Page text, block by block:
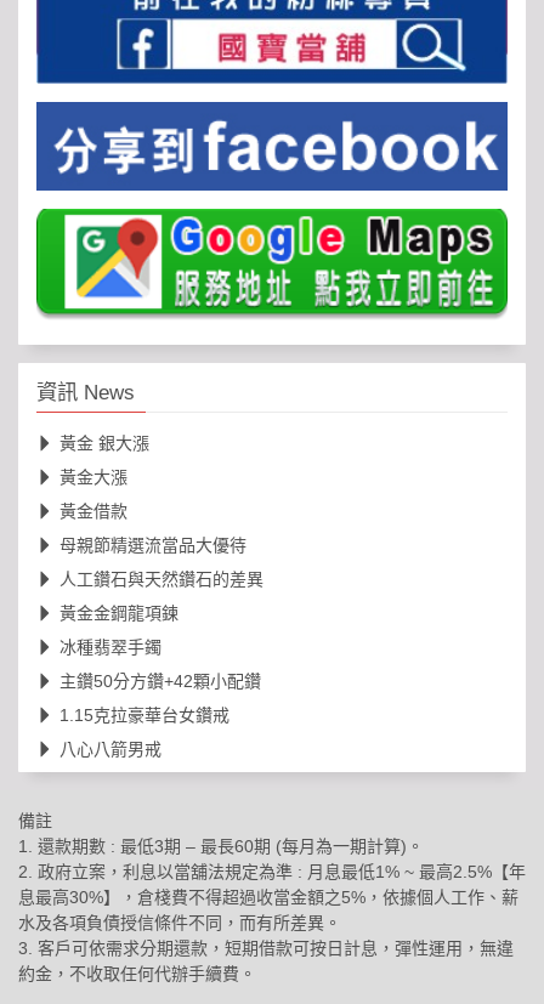
資訊 News
黃金 銀大漲
黃金大漲
黃金借款
母親節精選流當品大優待
人工鑽石與天然鑽石的差異
黃金金鋼龍項鍊
冰種翡翠手鐲
主鑽50分方鑽+42顆小配鑽
1.15克拉豪華台女鑽戒
八心八箭男戒
備註
1. 還款期數 : 最低3期 – 最長60期 (每月為一期計算)。
2. 政府立案，利息以當舖法規定為準 : 月息最低1% ~ 最高2.5%【年
息最高30%】，倉棧費不得超過收當金額之5%，依據個人工作、薪
水及各項負債授信條件不同，而有所差異。
3. 客戶可依需求分期還款，短期借款可按日計息，彈性運用，無違
約金，不收取任何代辦手續費。